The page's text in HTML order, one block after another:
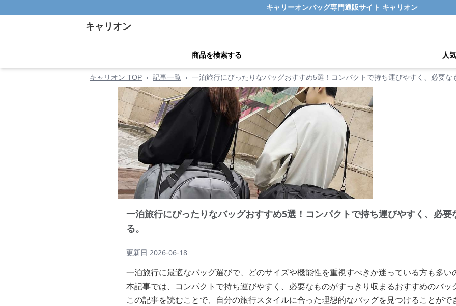
キャリーオンバッグ専門通販サイト キャリオン
キャリオン
商品を検索する 人
キャリオン TOP › 記事一覧 › 一泊旅行にぴったりなバッグおすすめ5選！コンパクトで持ち運びやすく、必要な
一泊旅行にぴったりなバッグおすすめ5選！コンパクトで持ち運びやすく、必要
る。
更新日 2026-06-18
一泊旅行に最適なバッグ選びで、どのサイズや機能性を重視すべきか迷っている方も多い
本記事では、コンパクトで持ち運びやすく、必要なものがすっきり収まるおすすめのバッ
この記事を読むことで、自分の旅行スタイルに合った理想的なバッグを見つけることがで